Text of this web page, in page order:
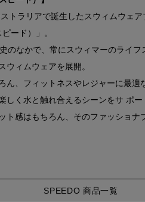
ストラリアで誕生したスウィムウェア
ード）」。
史のなかで、常にスウィマーのライフ
ウィムウェアを展開。
ん、フィットネスやレジャーに最適
しく水と触れ合えるシーンをサ ポー
ト感はもちろん、そのファッショナ
SPEEDO 商品一覧